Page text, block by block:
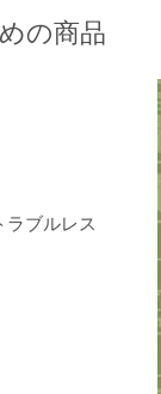
の商品
ラブルレス